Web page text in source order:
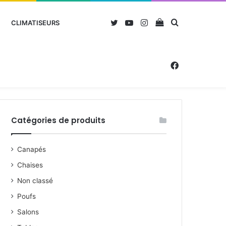
CLIMATISEURS Rechercher
Voir
votre
Instagram
YouTube
Twitter
Facebook
Catégories de produits
Canapés
Chaises
Non classé
Poufs
Salons